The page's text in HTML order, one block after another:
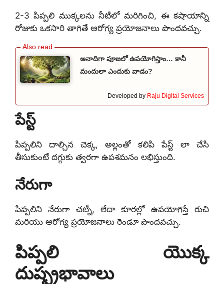
2-3 పిప్పలి ముక్కలను నీటిలో మరిగించి, ఈ కషాయాన్ని
రోజుకు ఒకసారి తాగితే ఆరోగ్య ప్రయోజనాలు పొందవచ్చు.
అనాదిగా పూజలో ఉపయోగిస్తాం… కానీ
మందులా ఎందుకు వాడం?
Developed by Raju Digital Services
పేస్ట్
పిప్పలిని దాల్చిన చెక్క, అల్లంతో కలిపి పేస్ట్ లా చేసి
తీసుకుంటే దగ్గుకు త్వరగా ఉపశమనం లభిస్తుంది.
నేరుగా
పిప్పలిని నేరుగా చట్నీ, లేదా కూరల్లో
ఉపయోగిస్తే రుచి
మరియు ఆరోగ్య ప్రయోజనాలు రెండూ పొందవచ్చు.
పిప్పలి యొక్క
దుష్ప్రభావాలు